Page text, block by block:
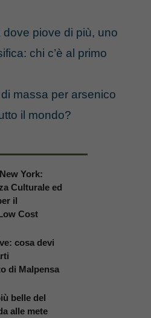
dove piove di più, uno
chi c’è al primo
massa per arsenico
il mondo?
York:
Culturale ed
il
Cost
cosa devi
di Malpensa
belle del
alle mete